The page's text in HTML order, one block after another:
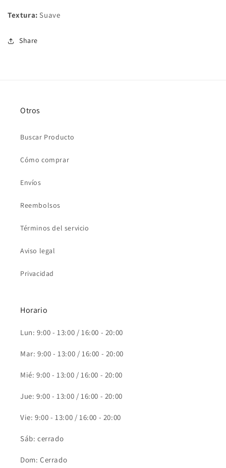
Textura: Suave
Share
Otros
Buscar Producto
Cómo comprar
Envíos
Reembolsos
Términos del servicio
Aviso legal
Privacidad
Horario
Lun: 9:00 - 13:00 / 16:00 - 20:00
Mar: 9:00 - 13:00 / 16:00 - 20:00
Mié: 9:00 - 13:00 / 16:00 - 20:00
Jue: 9:00 - 13:00 / 16:00 - 20:00
Vie: 9:00 - 13:00 / 16:00 - 20:00
Sáb: cerrado
Dom: Cerrado